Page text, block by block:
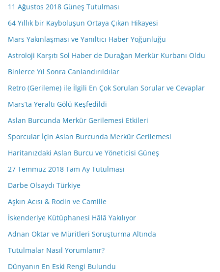
11 Ağustos 2018 Güneş Tutulması
64 Yıllık bir Kayboluşun Ortaya Çıkan Hikayesi
Mars Yakınlaşması ve Yanıltıcı Haber Yoğunluğu
Astroloji Karşıtı Sol Haber de Durağan Merkür Kurbanı Oldu
Binlerce Yıl Sonra Canlandırıldılar
Retro (Gerileme) ile İlgili En Çok Sorulan Sorular ve Cevaplar
Mars’ta Yeraltı Gölü Keşfedildi
Aslan Burcunda Merkür Gerilemesi Etkileri
Sporcular İçin Aslan Burcunda Merkür Gerilemesi
Haritanızdaki Aslan Burcu ve Yöneticisi Güneş
27 Temmuz 2018 Tam Ay Tutulması
Darbe Olsaydı Türkiye
Aşkın Acısı & Rodin ve Camille
İskenderiye Kütüphanesi Hâlâ Yakılıyor
Adnan Oktar ve Müritleri Soruşturma Altında
Tutulmalar Nasıl Yorumlanır?
Dünyanın En Eski Rengi Bulundu